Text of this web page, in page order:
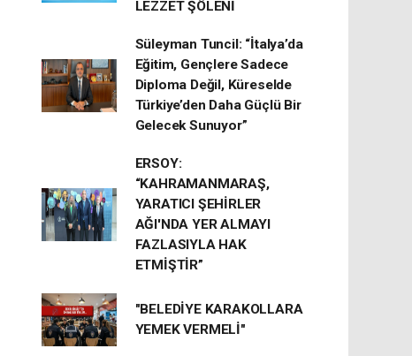
LEZZET ŞÖLENİ
Süleyman Tuncil: “İtalya’da
Eğitim, Gençlere Sadece
Diploma Değil, Küreselde
Türkiye’den Daha Güçlü Bir
Gelecek Sunuyor”
ERSOY:
“KAHRAMANMARAŞ,
YARATICI ŞEHİRLER
AĞI'NDA YER ALMAYI
FAZLASIYLA HAK
ETMİŞTİR”
"BELEDİYE KARAKOLLARA
YEMEK VERMELİ"